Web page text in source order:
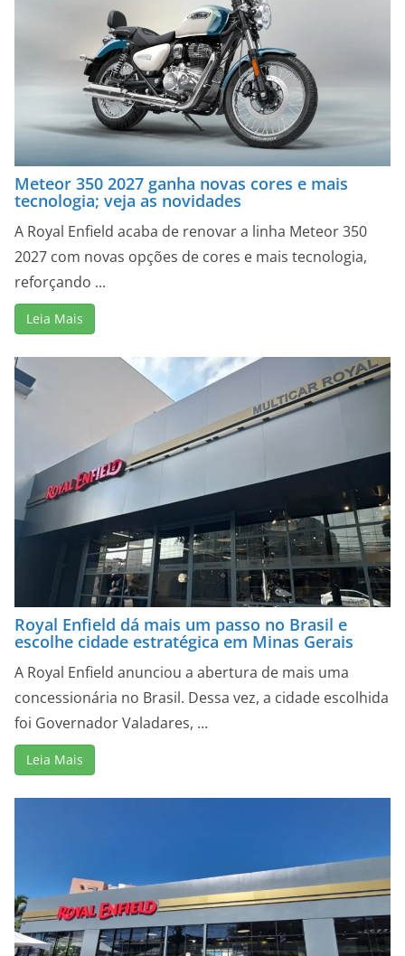
Meteor 350 2027 ganha novas cores e mais
tecnologia; veja as novidades
A Royal Enfield acaba de renovar a linha Meteor 350
2027 com novas opções de cores e mais tecnologia,
reforçando ...
Leia Mais
Royal Enfield dá mais um passo no Brasil e
escolhe cidade estratégica em Minas Gerais
A Royal Enfield anunciou a abertura de mais uma
concessionária no Brasil. Dessa vez, a cidade escolhida
foi Governador Valadares, ...
Leia Mais